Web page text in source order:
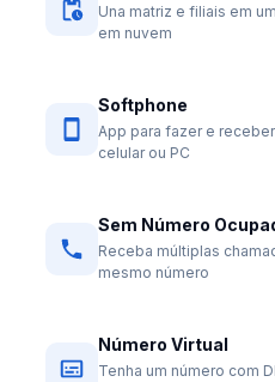
Una matriz e filiais em
em nuvem
Softphone
App para fazer e
celular ou PC
Sem Número
Receba múltiplas
mesmo número
Número Virtual
Tenha um número com